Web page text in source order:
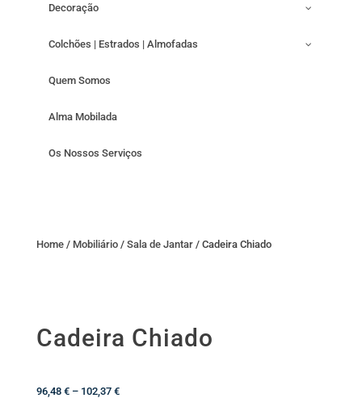
Decoração
Colchões | Estrados | Almofadas
Quem Somos
Alma Mobilada
Os Nossos Serviços
Home/ Mobiliário/ Sala de Jantar/ Cadeira Chiado
Cadeira Chiado
96,48 € – 102,37 €Price